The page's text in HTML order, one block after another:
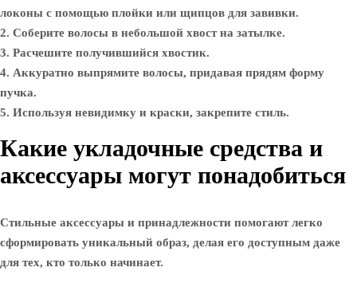
локоны с помощью плойки или щипцов для завивки.
2. Соберите волосы в небольшой хвост на затылке.
3. Расчешите получившийся хвостик.
4. Аккуратно выпрямите волосы, придавая прядям форму
пучка.
5. Используя невидимку и краски, закрепите стиль.
Какие укладочные средства и
аксессуары могут понадобиться
Стильные аксессуары и принадлежности помогают легко
сформировать уникальный образ, делая его доступным даже
для тех, кто только начинает.